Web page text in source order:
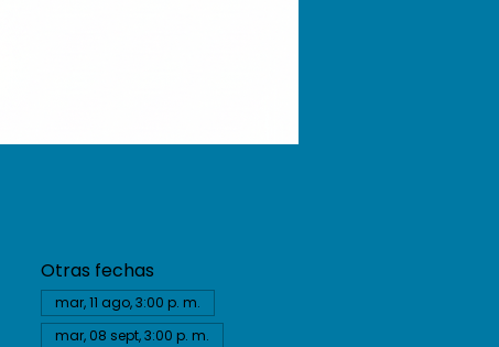
Otras fechas
mar, 11 ago, 3:00 p. m.
mar, 08 sept, 3:00 p. m.